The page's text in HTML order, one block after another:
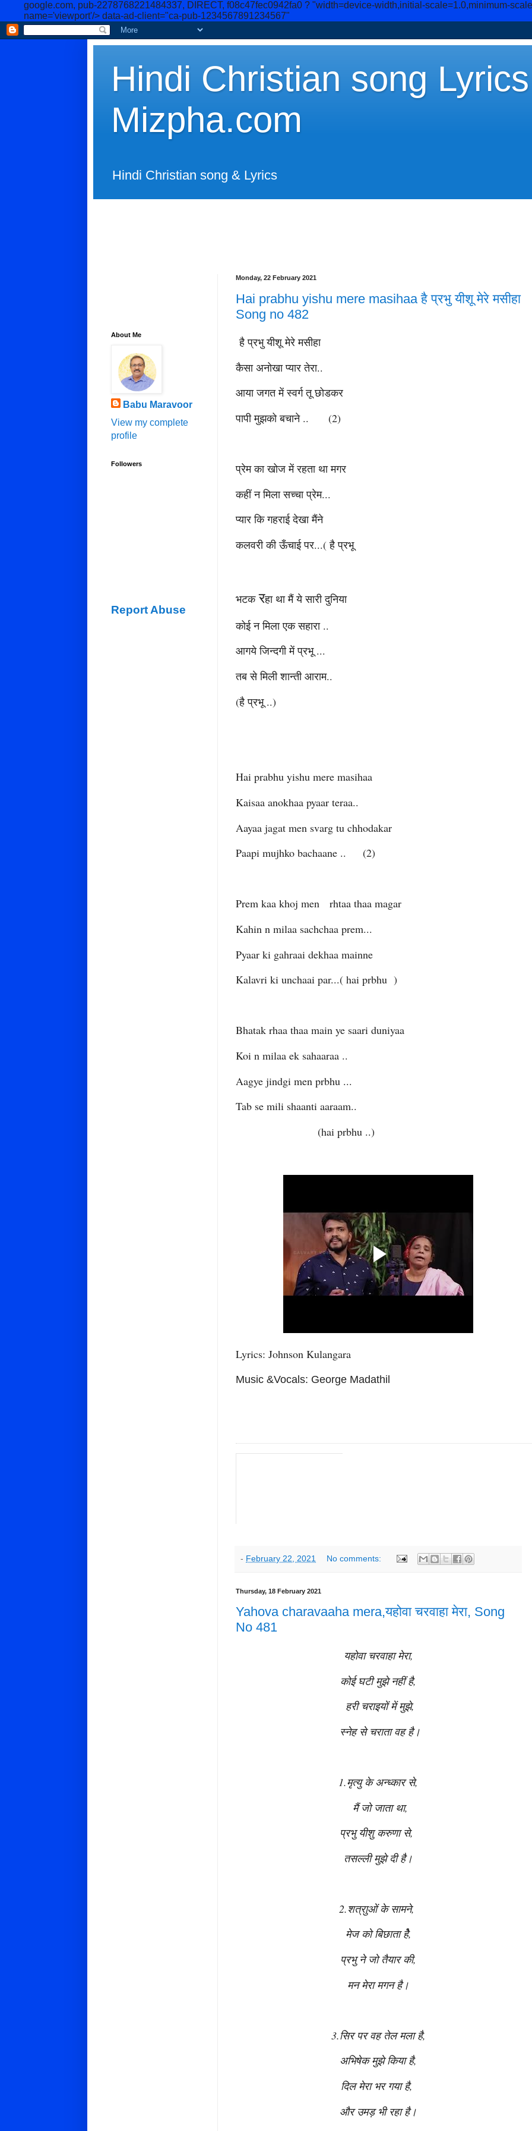
google.com, pub-2278768221484337, DIRECT, f08c47fec0942fa0 ? "width=device-width,initial-scale=1.0,minimum-
name='viewport'/> data-ad-client="ca-pub-1234567891234567"
Hindi Christian song Lyrics
Mizpha.com
Hindi Christian song & Lyrics
Monday, 22 February 2021
Hai prabhu yishu mere masihaa है प्रभु यीशू मेरे मसीहा
Song no 482
है प्रभु यीशू मेरे मसीहा
कैसा अनोखा प्यार तेरा..
आया जगत में स्वर्ग तू छोडकर
पापी मुझको बचाने .. (2)
प्रेम का खोज में रहता था मगर
कहीं न मिला सच्चा प्रेम...
प्यार कि गहराई देखा मैंने
कलवरी की ऊँचाई पर...( है प्रभू
भटकरहा था मैं ये सारी दुनिया
कोई न मिला एक सहारा ..
आगये जिन्दगी में प्रभू ...
तब से मिली शान्ती आराम..
(है प्रभू ..)
Hai prabhu yishu mere masihaa
Kaisaa anokhaa pyaar teraa..
Aayaa jagat men svarg tu chhodakar
Paapi mujhko bachaane .. (2)
Prem kaa khoj men rhtaa thaa magar
Kahin n milaa sachchaa prem...
Pyaar ki gahraai dekhaa mainne
Kalavri ki unchaai par...( hai prbhu )
Bhatak rhaa thaa main ye saari duniyaa
Koi n milaa ek sahaaraa ..
Aagye jindgi men prbhu ...
Tab se mili shaanti aaraam..
(hai prbhu ..)
Lyrics: Johnson Kulangara
Music &Vocals: George Madathil
Hindi Christian Qawwali Song/Hey Prabhu Yeshu/Johnson Kulangara/George
- February 22, 2021 No comments:
Thursday, 18 February 2021
Yahova charavaaha mera,यहोवा चरवाहा मेरा, Song
No 481
यहोवा चरवाहा मेरा,
कोई घटी मुझे नहीं है,
हरी चराइयों में मुझे,
स्नेह से चराता वह है।
1.मृत्यु के अन्ध्कार से,
मैं जो जाता था,
प्रभु यीशु करुणा से,
तसल्ली मुझे दी है।
2.शत्राुओं के सामने,
मेज को बिछाता हैे,
प्रभु ने जो तैयार की,
मन मेरा मगन है।
3.सिर पर वह तेल मला है,
अभिषेक मुझे किया है,
दिल मेरा भर गया है,
और उमड़ भी रहा है।
About Me
Babu Maravoor
View my complete
profile
Followers
Report Abuse